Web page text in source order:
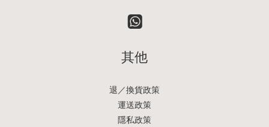
其他
退／換貨政策
運送政策
隱私政策